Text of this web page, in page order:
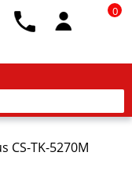
0
CS-TK-5270M